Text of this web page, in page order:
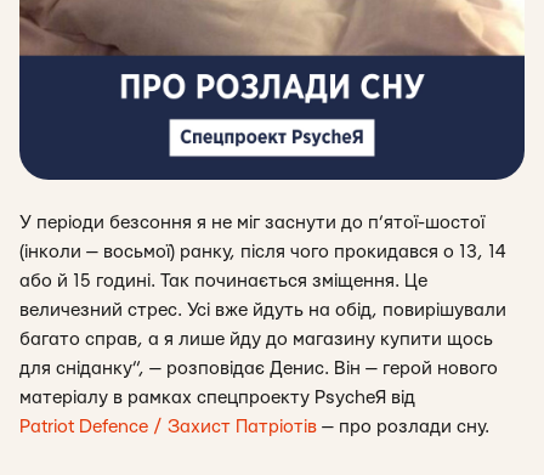
У періоди безсоння я не міг заснути до п’ятої-шостої
(інколи — восьмої) ранку, після чого прокидався о 13, 14
або й 15 годині. Так починається зміщення. Це
величезний стрес. Усі вже йдуть на обід, повирішували
багато справ, а я лише йду до магазину купити щось
для сніданку”, — розповідає Денис. Він — герой нового
матеріалу в рамках спецпроекту PsycheЯ від
Patriot Defence / Захист Патріотів — про розлади сну.